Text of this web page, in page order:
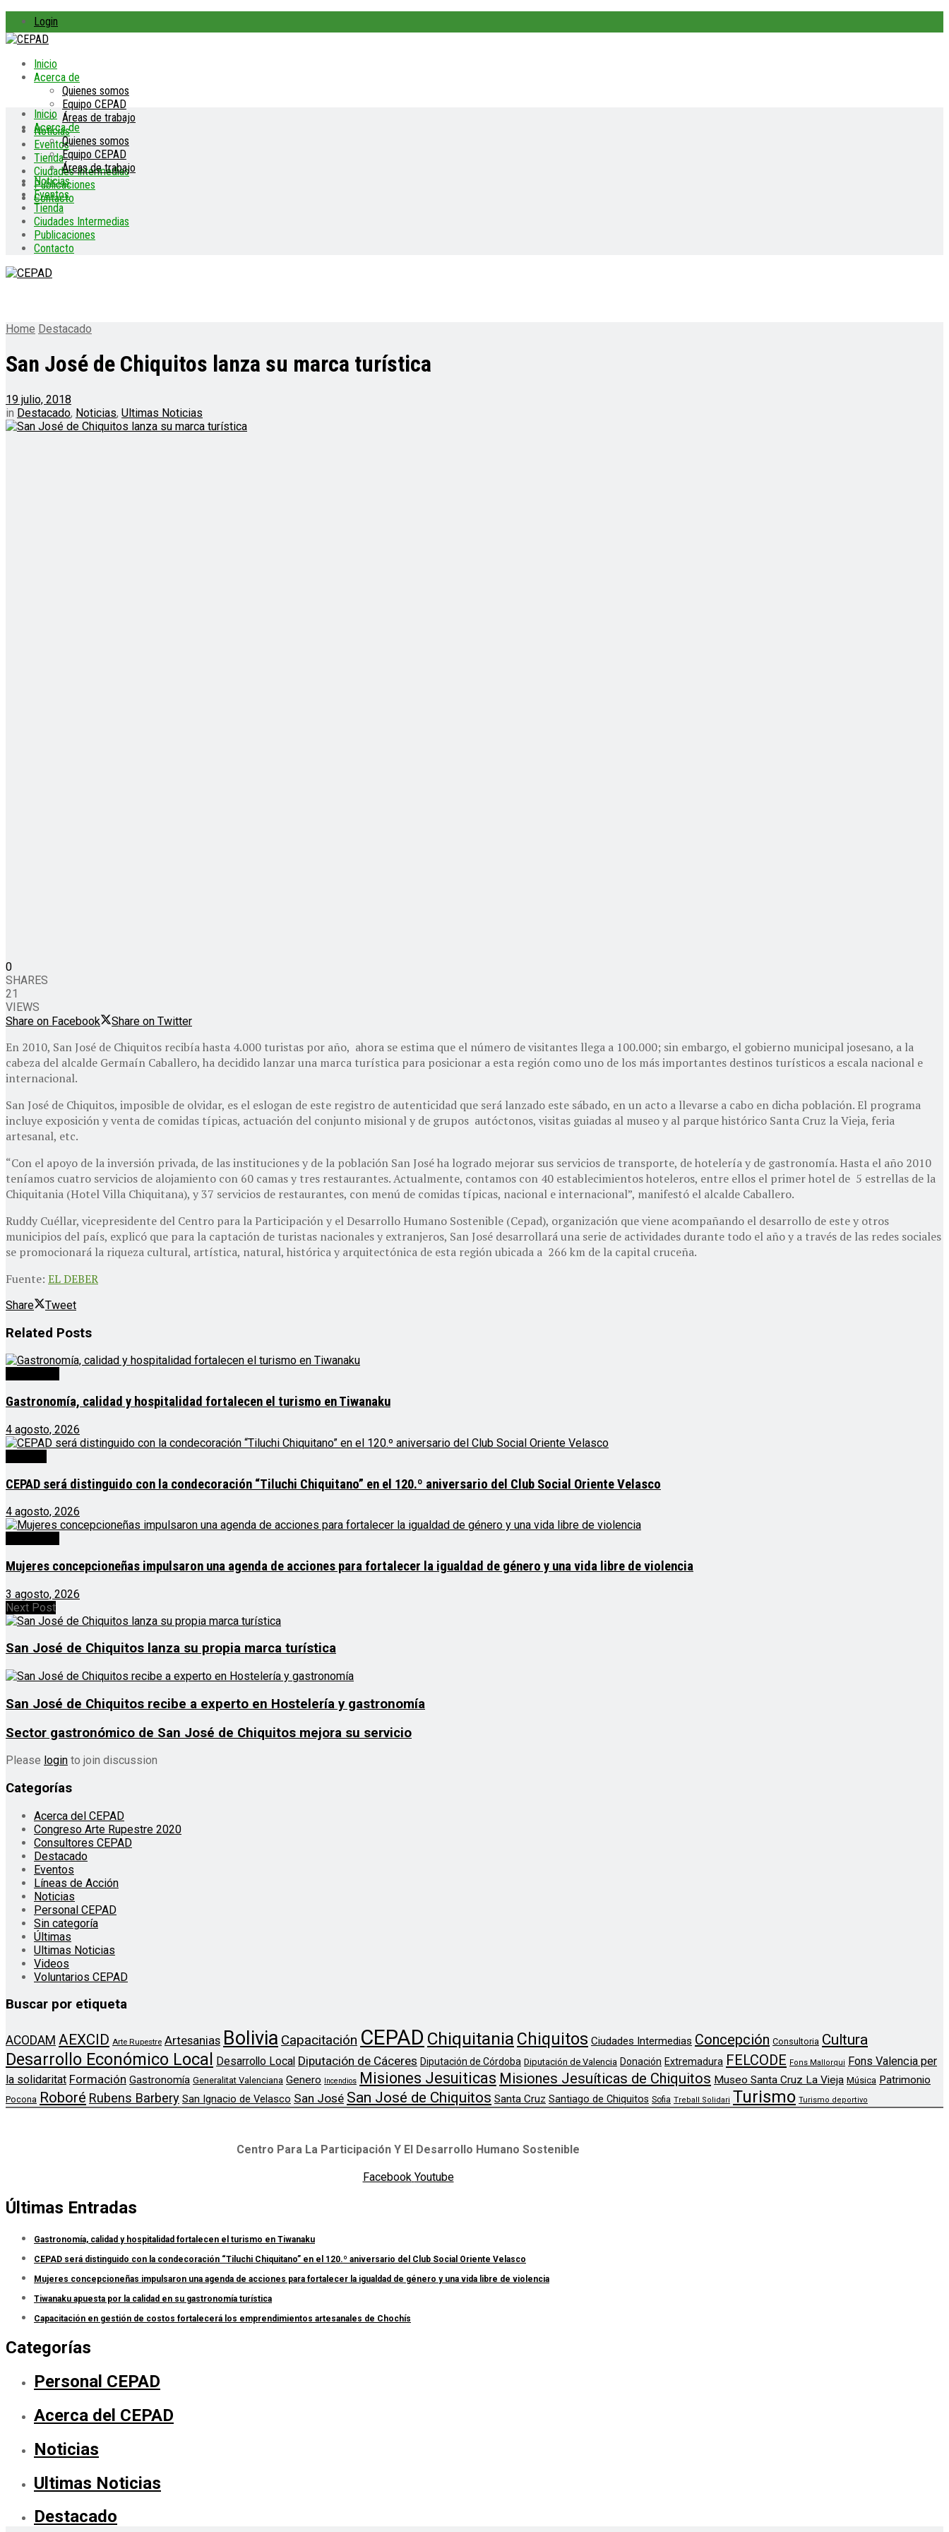
Login
Inicio
Acerca de
Quienes somos
Equipo CEPAD
Áreas de trabajo
Noticias
Eventos
Tienda
Ciudades Intermedias
Publicaciones
Contacto
Inicio
Acerca de
Quienes somos
Equipo CEPAD
Áreas de trabajo
Noticias
Eventos
Tienda
Ciudades Intermedias
Publicaciones
Contacto
Home Destacado
San José de Chiquitos lanza su marca turística
19 julio, 2018
in Destacado, Noticias, Ultimas Noticias
0
SHARES
21
VIEWS
Share on Facebook
Share on Twitter
En 2010, San José de Chiquitos recibía hasta 4.000 turistas por año, ahora se estima que el número de visitantes llega a 100.000; sin embargo, el gobierno municipal josesano, a la
cabeza del alcalde Germaín Caballero, ha decidido lanzar una marca turística para posicionar a esta región como uno de los más importantes destinos turísticos a escala nacional e
internacional.
San José de Chiquitos, imposible de olvidar, es el eslogan de este registro de autenticidad que será lanzado este sábado, en un acto a llevarse a cabo en dicha población. El programa
incluye exposición y venta de comidas típicas, actuación del conjunto misional y de grupos autóctonos, visitas guiadas al museo y al parque histórico Santa Cruz la Vieja, feria
artesanal, etc.
“Con el apoyo de la inversión privada, de las instituciones y de la población San José ha logrado mejorar sus servicios de transporte, de hotelería y de gastronomía. Hasta el año 2010
teníamos cuatro servicios de alojamiento con 60 camas y tres restaurantes. Actualmente, contamos con 40 establecimientos hoteleros, entre ellos el primer hotel de 5 estrellas de la
Chiquitania (Hotel Villa Chiquitana), y 37 servicios de restaurantes, con menú de comidas típicas, nacional e internacional”, manifestó el alcalde Caballero.
Ruddy Cuéllar, vicepresidente del Centro para la Participación y el Desarrollo Humano Sostenible (Cepad), organización que viene acompañando el desarrollo de este y otros
municipios del país, explicó que para la captación de turistas nacionales y extranjeros, San José desarrollará una serie de actividades durante todo el año y a través de las redes sociales
se promocionará la riqueza cultural, artística, natural, histórica y arquitectónica de esta región ubicada a 266 km de la capital cruceña.
Fuente: EL DEBER
Share Tweet
Related Posts
Gastronomía, calidad y hospitalidad fortalecen el turismo en Tiwanaku
4 agosto, 2026
CEPAD será distinguido con la condecoración “Tiluchi Chiquitano” en el 120.º aniversario del Club Social Oriente Velasco
4 agosto, 2026
Mujeres concepcioneñas impulsaron una agenda de acciones para fortalecer la igualdad de género y una vida libre de violencia
3 agosto, 2026
Next Post
San José de Chiquitos lanza su propia marca turística
San José de Chiquitos recibe a experto en Hostelería y gastronomía
Sector gastronómico de San José de Chiquitos mejora su servicio
Please login to join discussion
Categorías
Acerca del CEPAD
Congreso Arte Rupestre 2020
Consultores CEPAD
Destacado
Eventos
Líneas de Acción
Noticias
Personal CEPAD
Sin categoría
Últimas
Ultimas Noticias
Videos
Voluntarios CEPAD
Buscar por etiqueta
ACODAM AEXCID Arte Rupestre Artesanias Bolivia Capacitación CEPAD Chiquitania Chiquitos Ciudades Intermedias Concepción Consultoria Cultura
Desarrollo Económico Local Desarrollo Local Diputación de Cáceres Diputación de Córdoba Diputación de Valencia Donación Extremadura FELCODE Fons Mallorqui
Fons Valencia per
la solidaritat Formación Gastronomía Generalitat Valenciana Genero Incendios Misiones Jesuiticas Misiones Jesuíticas de Chiquitos Museo Santa Cruz La Vieja Música Patrimonio
Pocona Roboré Rubens Barbery San Ignacio de Velasco San José San José de Chiquitos Santa Cruz Santiago de Chiquitos Sofia Treball Solidari Turismo Turismo deportivo
Centro Para La Participación Y El Desarrollo Humano Sostenible
Facebook Youtube
Últimas Entradas
Gastronomía, calidad y hospitalidad fortalecen el turismo en Tiwanaku
CEPAD será distinguido con la condecoración “Tiluchi Chiquitano” en el 120.º aniversario del Club Social Oriente Velasco
Mujeres concepcioneñas impulsaron una agenda de acciones para fortalecer la igualdad de género y una vida libre de violencia
Tiwanaku apuesta por la calidad en su gastronomía turística
Capacitación en gestión de costos fortalecerá los emprendimientos artesanales de Chochís
Categorías
Personal CEPAD
Acerca del CEPAD
Noticias
Ultimas Noticias
Destacado